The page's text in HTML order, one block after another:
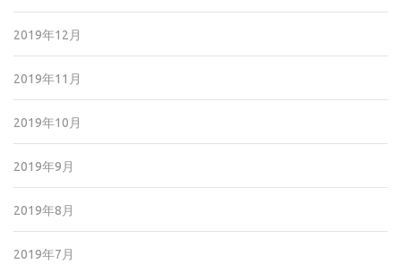
2019年12月
2019年11月
2019年10月
2019年9月
2019年8月
2019年7月